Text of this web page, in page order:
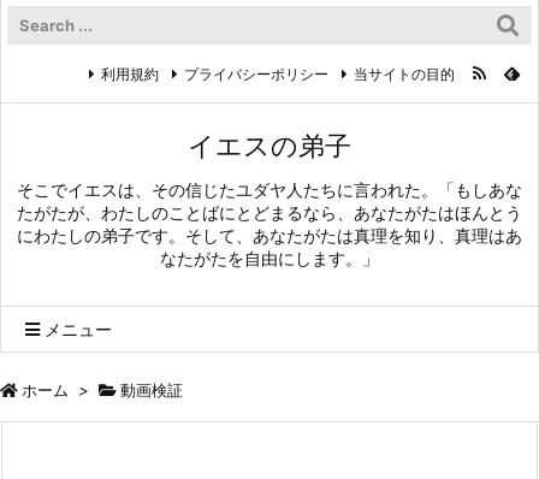
イエスの弟子
そこでイエスは、その信じたユダヤ人たちに言われた。「もしあな
たがたが、わたしのことばにとどまるなら、あなたがたはほんとう
にわたしの弟子です。そして、あなたがたは真理を知り、真理はあ
なたがたを自由にします。」
メニュー
利用規約 プライバシーポリシー 当サイトの目的
ホーム > 動画検証